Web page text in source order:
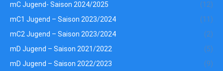
mC Jugend- Saison 2024/2025
(12)
mC1 Jugend – Saison 2023/2024
(11)
mC2 Jugend – Saison 2023/2024
(2)
mD Jugend – Saison 2021/2022
(5)
mD Jugend – Saison 2022/2023
(9)